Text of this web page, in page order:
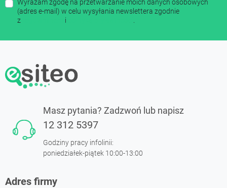
Wyrażam zgodę na przetwarzanie moich danych osobowych
(adres e-mail) w celu wysyłania newslettera zgodnie
z
i
Masz pytania? Zadzwoń lub napisz
12 312 5397
Godziny pracy infolinii:
poniedziałek-piątek 10:00-13:00
Adres firmy